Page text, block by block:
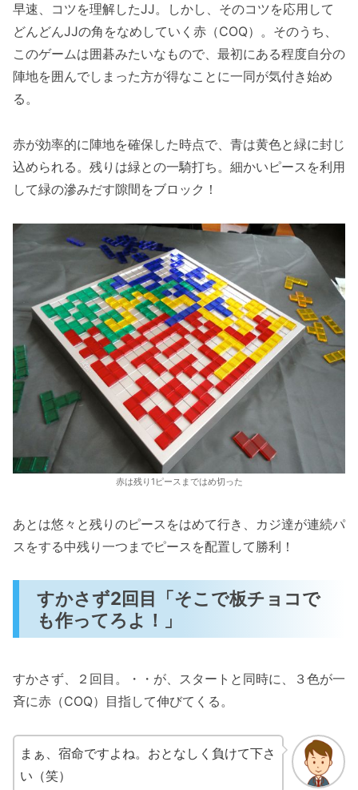
早速、コツを理解したJJ。しかし、そのコツを応用して
どんどんJJの角をなめしていく赤（COQ）。そのうち、
このゲームは囲碁みたいなもので、最初にある程度自分の
陣地を囲んでしまった方が得なことに一同が気付き始め
る。
赤が効率的に陣地を確保した時点で、青は黄色と緑に封じ
込められる。残りは緑との一騎打ち。細かいピースを利用
して緑の滲みだす隙間をブロック！
赤は残り1ピースまではめ切った
あとは悠々と残りのピースをはめて行き、カジ達が連続パ
スをする中残り一つまでピースを配置して勝利！
すかさず2回目「そこで板チョコで
も作ってろよ！」
すかさず、２回目。・・が、スタートと同時に、３色が一
斉に赤（COQ）目指して伸びてくる。
まぁ、宿命ですよね。おとなしく負けて下さ
い（笑）